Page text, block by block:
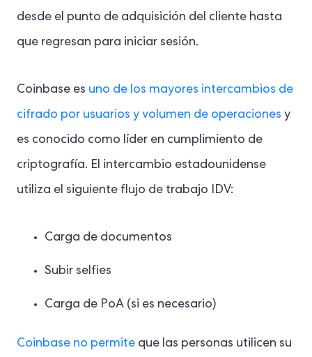
desde el punto de adquisición del cliente hasta
que regresan para iniciar sesión.
Coinbase es uno de los mayores intercambios de
cifrado por usuarios y volumen de operaciones y
es conocido como líder en cumplimiento de
criptografía. El intercambio estadounidense
utiliza el siguiente flujo de trabajo IDV:
Carga de documentos
Subir selfies
Carga de PoA (si es necesario)
Coinbase no permite que las personas utilicen su